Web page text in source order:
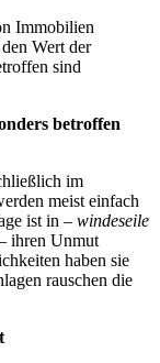
Immobilien
Wert der
sind
betroffen
im
meist einfach
ist in – windeseile
ihren Unmut
haben sie
rauschen die